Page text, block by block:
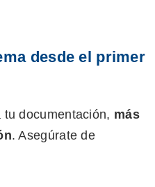
desde el primer
documentación, más
. Asegúrate de